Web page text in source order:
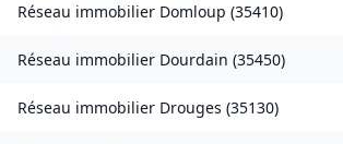
Réseau immobilier Domloup (35410)
Réseau immobilier Dourdain (35450)
Réseau immobilier Drouges (35130)